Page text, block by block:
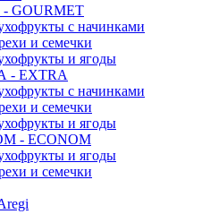
GOURMET
с начинками
и семечки
и ягоды
- EXTRA
с начинками
и семечки
и ягоды
- ECONOM
и ягоды
и семечки